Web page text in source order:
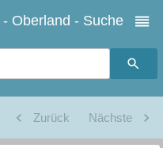
Oberland - Suche
Zurück Nächste